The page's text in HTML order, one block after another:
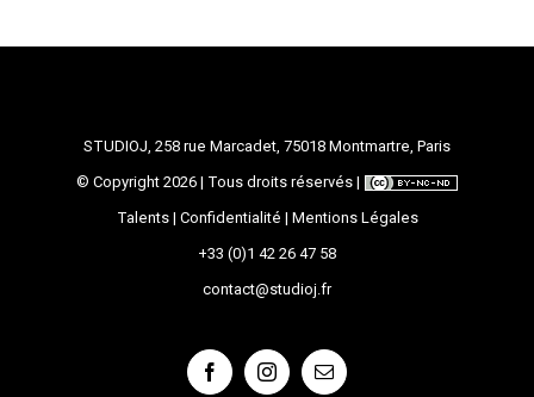
STUDIOJ, 258 rue Marcadet, 75018 Montmartre, Paris
© Copyright 2026 | Tous droits réservés |
Talents| Confidentialité | Mentions Légales
+33 (0)1 42 26 47 58
contact@studioj.fr
FacebookInstagramEmail